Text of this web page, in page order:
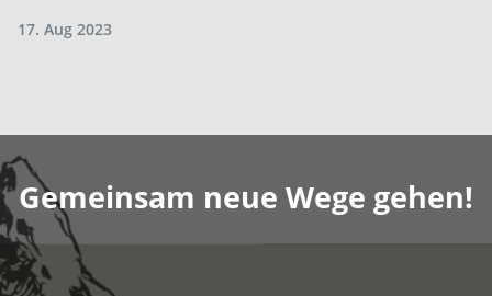
17. Aug 2023
Gemeinsam neue Wege gehen!